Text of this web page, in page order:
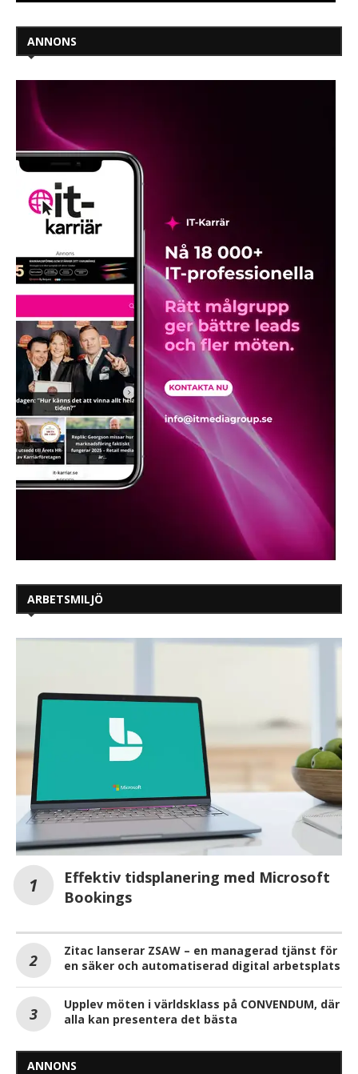
ANNONS
ARBETSMILJÖ
Effektiv tidsplanering med Microsoft
Bookings
Zitac lanserar ZSAW – en managerad tjänst för
en säker och automatiserad digital arbetsplats
Upplev möten i världsklass på CONVENDUM, där
alla kan presentera det bästa
ANNONS